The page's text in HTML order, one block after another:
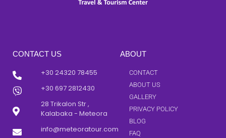
CONTACT US
+30 24320 78455
+30 697 2812430
28 Trikalon Str ,
Kalabaka - Meteora
info@meteoratour.com
ABOUT
CONTACT
ABOUT US
GALLERY
PRIVACY POLICY
BLOG
FAQ